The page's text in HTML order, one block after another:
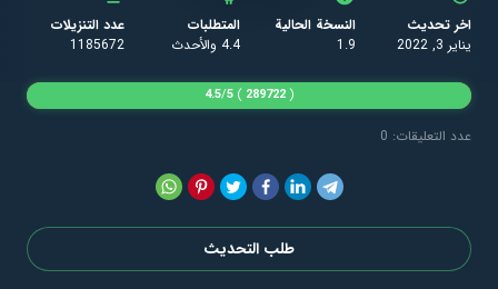
اخر تحديث
يناير 3, 2022
النسخة الحالية
1.9
المتطلبات
4.4 والأحدث
عدد التنزيلات
1185672
عدد التعليقات: 0
(
289722
)
4.5/5
طلب التحديث